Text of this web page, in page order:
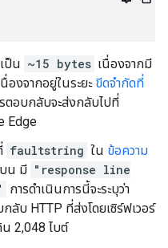
ป็น ~15 bytes เนื่องจากมี
นื่องจากอยู่ในระยะ ขีดจำกัดที่
ตอบกลับจะส่งกลับไปที่
Edge
faultstring ใน ข้อความ
น มี "response line
การดำเนินการนี้จะระบุว่า
ลับ HTTP ที่ส่งโดยเซิร์ฟเวอร์
2,048 ไบต์